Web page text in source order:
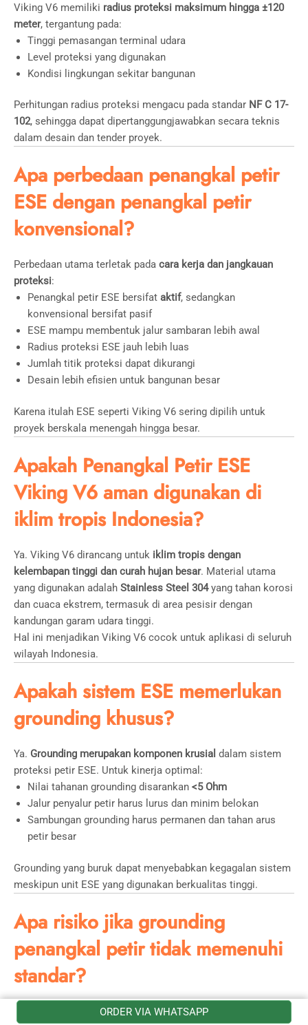
Viking V6 memiliki radius proteksi maksimum hingga ±120
meter, tergantung pada:
Tinggi pemasangan terminal udara
Level proteksi yang digunakan
Kondisi lingkungan sekitar bangunan
Perhitungan radius proteksi mengacu pada standar NF C 17-
102, sehingga dapat dipertanggungjawabkan secara teknis
dalam desain dan tender proyek.
Apa perbedaan penangkal petir
ESE dengan penangkal petir
konvensional?
Perbedaan utama terletak pada cara kerja dan jangkauan
proteksi:
Penangkal petir ESE bersifat aktif, sedangkan
konvensional bersifat pasif
ESE mampu membentuk jalur sambaran lebih awal
Radius proteksi ESE jauh lebih luas
Jumlah titik proteksi dapat dikurangi
Desain lebih efisien untuk bangunan besar
Karena itulah ESE seperti Viking V6 sering dipilih untuk
proyek berskala menengah hingga besar.
Apakah Penangkal Petir ESE
Viking V6 aman digunakan di
iklim tropis Indonesia?
Ya. Viking V6 dirancang untuk iklim tropis dengan
kelembapan tinggi dan curah hujan besar. Material utama
yang digunakan adalah Stainless Steel 304yang tahan korosi
dan cuaca ekstrem, termasuk di area pesisir dengan
kandungan garam udara tinggi.
Hal ini menjadikan Viking V6 cocok untuk aplikasi di seluruh
wilayah Indonesia.
Apakah sistem ESE memerlukan
grounding khusus?
Ya. Grounding merupakan komponen krusial dalam sistem
proteksi petir ESE. Untuk kinerja optimal:
Nilai tahanan grounding disarankan <5 Ohm
Jalur penyalur petir harus lurus dan minim belokan
Sambungan grounding harus permanen dan tahan arus
petir besar
Grounding yang buruk dapat menyebabkan kegagalan sistem
meskipun unit ESE yang digunakan berkualitas tinggi.
Apa risiko jika grounding
penangkal petir tidak memenuhi
standar?
Jika grounding tidak memenuhi standar teknis, risiko yang
ORDER VIA WHATSAPP